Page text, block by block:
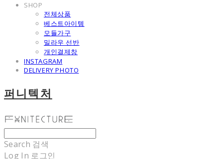
SHOP
전체상품
베스트아이템
모듈가구
밀라우 선반
개인결제창
INSTAGRAM
DELIVERY PHOTO
퍼니텍처
Search 검색
Log In 로그인